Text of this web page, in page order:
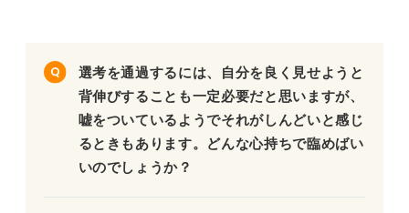
選考を通過するには、自分を良く見せようと
背伸びすることも一定必要だと思いますが、
嘘をついているようでそれがしんどいと感じ
るときもあります。どんな心持ちで臨めばい
いのでしょうか？